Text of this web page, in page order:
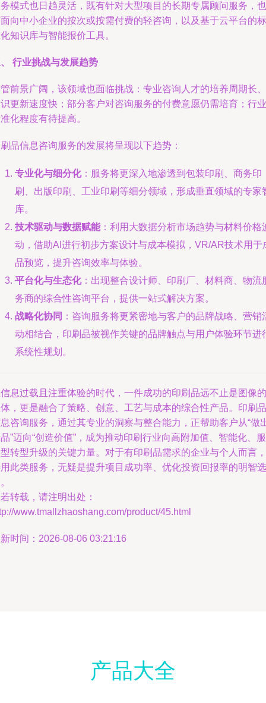
模式也日趋灵活，既有针对大型项目的长期专属顾问服务，也
向中小企业的按次或按需付费的轻咨询，以及基于云平台的标
知识库与智能报价工具。
行业挑战与发展趋势
前景广阔，该领域也面临挑战：专业咨询人才的培养周期长、
更新速度快；部分客户对咨询服务的付费意愿仍需培育；行业
化程度有待提高。
品信息咨询服务的发展将呈现以下趋势：
专业化与细分化：服务将更深入地渗透到包装印刷、商务印
刷、出版印刷、工业印刷等细分领域，形成垂直领域的专家
库。
技术驱动与数据赋能：利用大数据分析市场趋势与材料价格
动，借助AI进行初步方案设计与成本模拟，VR/AR技术用于
品预览，提升咨询效率与体验。
平台化与生态化：出现整合设计师、印刷厂、材料商、物流
务商的综合性咨询平台，提供一站式解决方案。
战略化协同 ：咨询服务将更紧密地与客户的品牌战略、营销
动相结合，印刷品被视作关键的品牌触点与用户体验环节进
系统性规划。
息过载且注重体验的时代，一件成功的印刷品远不止是图像的
，更是融合了策略、创意、工艺与成本的综合性产品。印刷品
咨询服务，通过其专业的洞察与整合能力，正帮助客户从“做
”迈向“创造价值”，成为推动印刷行业向高附加值、智能化、服
转型升级的关键力量。对于有印刷品需求的企业与个人而言，
此类服务，无疑是提升项目成功率、优化投资回报率的明智选
转载，请注明出处：
www.tmallzhaoshang.com/product/45.html
时间：2026-08-06 03:21:16
产品大全